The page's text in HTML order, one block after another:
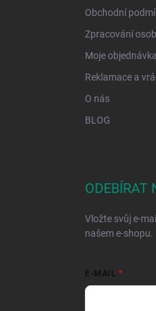
Obchodní
Zpracování
Moje objednávka
Reklamace a
O nás
BLOG
ODEBÍRAT
Vložte svůj e-
našem e-shopu.
E-MAIL